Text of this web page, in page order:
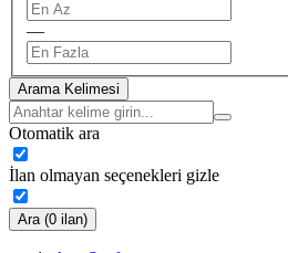
—
Arama Kelimesi
Otomatik ara
İlan olmayan seçenekleri gizle
Ara (0 ilan)